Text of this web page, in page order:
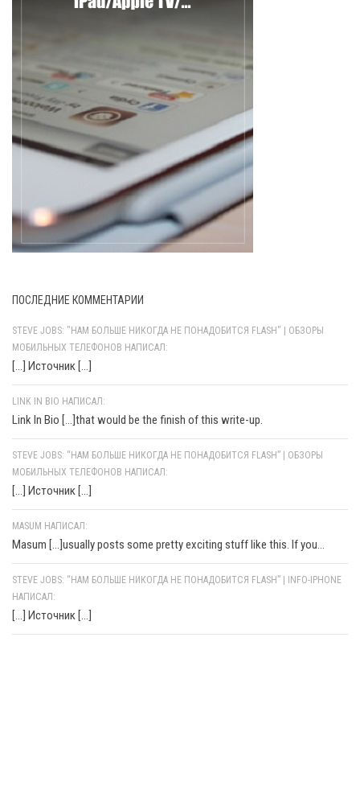
ПОСЛЕДНИЕ КОММЕНТАРИИ
STEVE JOBS: "НАМ БОЛЬШЕ НИКОГДА НЕ ПОНАДОБИТСЯ FLASH" | ОБЗОРЫ
МОБИЛЬНЫХ ТЕЛЕФОНОВ НАПИСАЛ:
[…] Источник […]
LINK IN BIO НАПИСАЛ:
Link In Bio [...]that would be the finish of this write-up.
STEVE JOBS: “НАМ БОЛЬШЕ НИКОГДА НЕ ПОНАДОБИТСЯ FLASH” | ОБЗОРЫ
МОБИЛЬНЫХ ТЕЛЕФОНОВ НАПИСАЛ:
[…] Источник […]
MASUM НАПИСАЛ:
Masum [...]usually posts some pretty exciting stuff like this. If you...
STEVE JOBS: “НАМ БОЛЬШЕ НИКОГДА НЕ ПОНАДОБИТСЯ FLASH” | INFO-IPHONE
НАПИСАЛ:
[…] Источник […]